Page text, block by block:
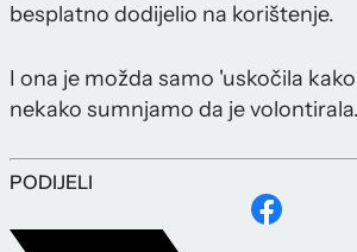
besplatno dodijelio na korištenje.
I ona je možda samo 'uskočila
nekako sumnjamo da je volontirala.
PODIJELI